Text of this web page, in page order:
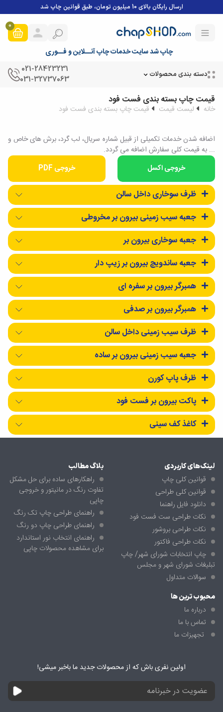
ارسال رایگان بالای 10 میلیون تومان، طبق قوانین چاپ شد
چاپ شد سایت خدمات چاپ آنــلاین و فــوری
0
دسته بندی محصولات
021-28423231
031-32737063
قیمت چاپ بسته بندی فست فود
خانه لیست قیمت قیمت چاپ بسته بندی فست فود
اضافه شدن خدمات تکمیلی از قبیل شماره سریال، لب گرد، برش های خاص و
... به قیمت کلی سفارش اضافه می گردد.
خروجی PDF
ظرف سوخاری داخل سالن
جعبه سیب زمینی بیرون بر مخروطی
جعبه سوخاری بیرون بر
جعبه ساندویچ بیرون بر زیپ دار
همبرگر بیرون بر سفره ای
همبرگر بیرون بر صدفی
ظرف سیب زمینی داخل سالن
جعبه سیب زمینی بیرون بر ساده
ظرف پاپ کورن
پاکت بیرون بر فست فود
کاغذ کف سینی
لینک‌های کاربردی
قوانین کلی چاپ
قوانین کلی طراحی
دانلود فایل راهنما
نکات طراحی ست فست فود
نکات طراحی بروشور
نکات طراحی فاکتور
چاپ انتخابات شورای شهر/ چاپ
تبلیغات شورای شهر و مجلس
سوالات متداول
بلاگ مطالب
راهکارهای ساده برای حل مشکل
تفاوت رنگ در مانیتور و خروجی
چاپی
راهنمای طراحی چاپ تک رنگ
راهنمای طراحی چاپ دو رنگ
راهنمای انتخاب نور استاندارد
برای مشاهده محصولات چاپی
محبوب ترین ها
درباره ما
تماس با ما
تجهیزات ما
اولین نفری باش که از محصولات جدید ما باخبر میشی!